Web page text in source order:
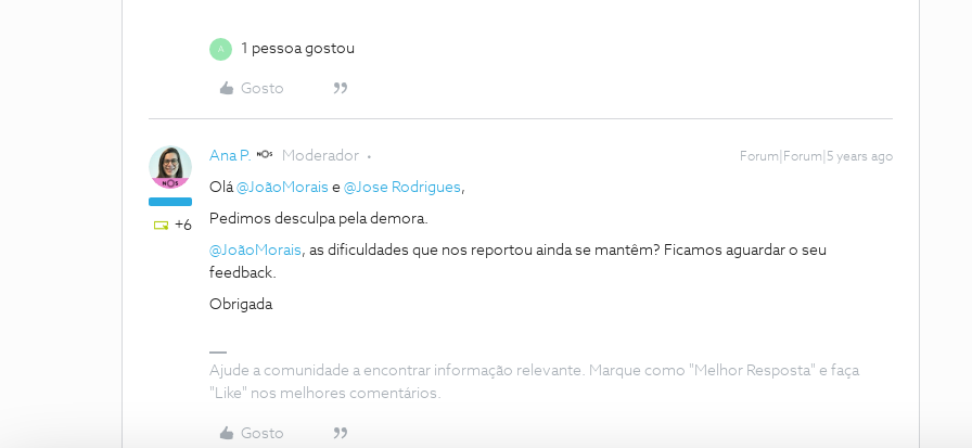
A 1 pessoa gostou
Gosto
+6
Ana P. Moderador Forum|Forum|5 years ago
Olá@JoãoMorais e @Jose Rodrigues,
Pedimos desculpa pela demora.
@JoãoMorais, as dificuldades que nos reportou ainda se mantêm? Ficamos aguardar o seu
feedback.
Obrigada
Ajude a comunidade a encontrar informação relevante. Marque como "Melhor Resposta" e faça
"Like" nos melhores comentários.
Gosto